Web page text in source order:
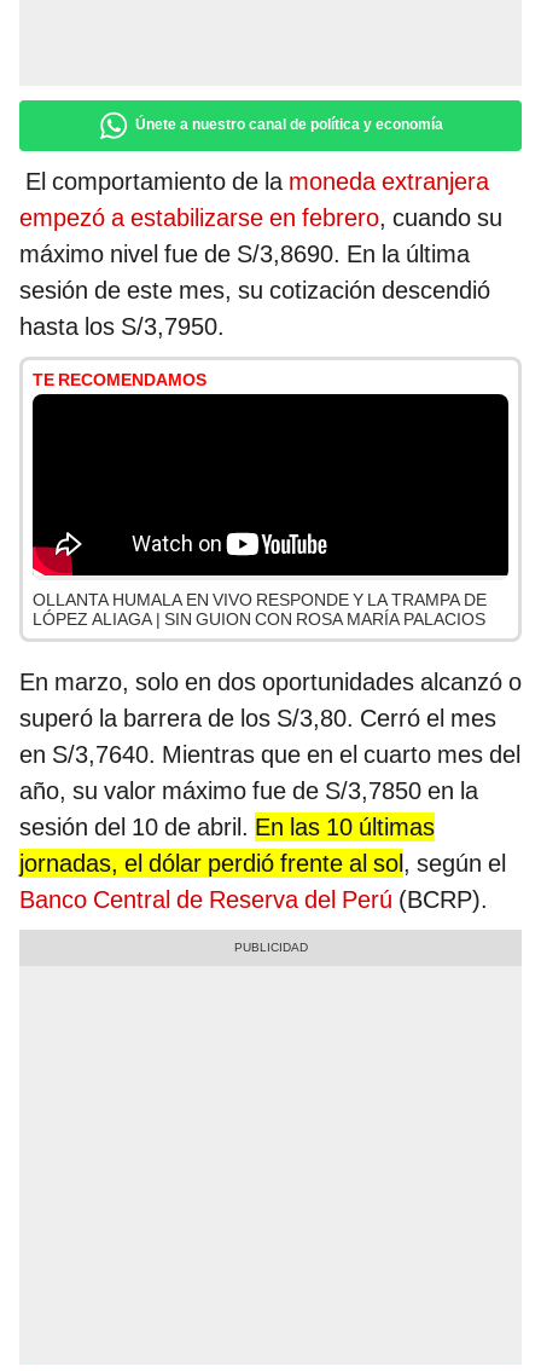
Únete a nuestro canal de política y economía
El comportamiento de la moneda extranjera
empezó a estabilizarse en febrero, cuando su
máximo nivel fue de S/3,8690. En la última
sesión de este mes, su cotización descendió
hasta los S/3,7950.
TE RECOMENDAMOS
OLLANTA HUMALA EN VIVO RESPONDE Y LA TRAMPA DE
LÓPEZ ALIAGA | SIN GUION CON ROSA MARÍA PALACIOS
En marzo, solo en dos oportunidades alcanzó o
superó la barrera de los S/3,80. Cerró el mes
en S/3,7640. Mientras que en el cuarto mes del
año, su valor máximo fue de S/3,7850 en la
sesión del 10 de abril. En las 10 últimas
jornadas, el dólar perdió frente al sol, según el
Banco Central de Reserva del Perú (BCRP).